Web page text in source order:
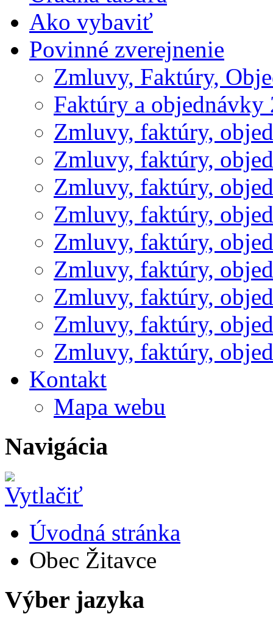
Ako vybaviť
Povinné zverejnenie
Zmluvy, Faktúry,
Faktúry a objednávky
Zmluvy, faktúry,
Zmluvy, faktúry,
Zmluvy, faktúry,
Zmluvy, faktúry,
Zmluvy, faktúry,
Zmluvy, faktúry,
Zmluvy, faktúry,
Zmluvy, faktúry,
Zmluvy, faktúry,
Kontakt
Mapa webu
Navigácia
Úvodná stránka
Obec Žitavce
Výber jazyka